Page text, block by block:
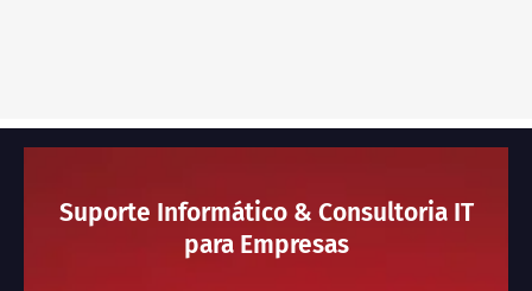
Suporte Informático & Consultoria IT
para Empresas